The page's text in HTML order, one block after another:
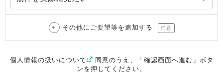
その他にご要望等を追加する 任意
個人情報の扱いについて
同意のうえ、「確認画面へ進む」ボタ
ンを押してください。